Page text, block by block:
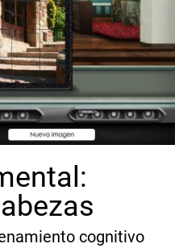
cognitivo